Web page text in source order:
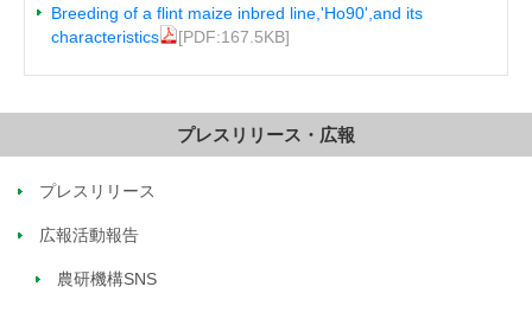
Breeding of a flint maize inbred line,'Ho90',and its
characteristics
[PDF:167.5KB]
プレスリリース・広報
プレスリリース
広報活動報告
農研機構SNS